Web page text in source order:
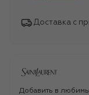
Доставка с
Добавить в